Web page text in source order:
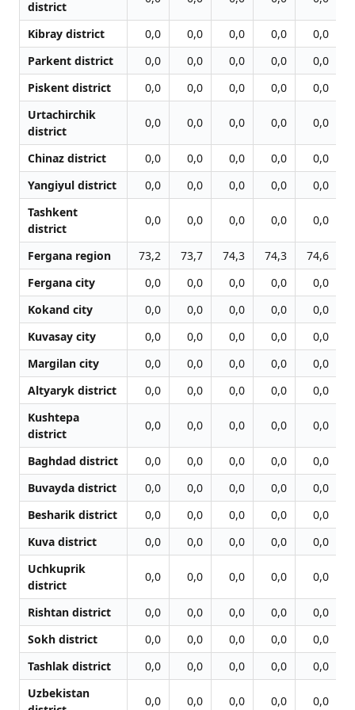
district
Kibray district 0,0 0,0 0,0 0,0
0,0
Parkent district
0,0 0,0 0,0 0,0
0,0
Piskent district
0,0 0,0 0,0 0,0
0,0
Urtachirchik
district
0,0 0,0 0,0 0,0 0,0
Chinaz district 0,0 0,0 0,0 0,0
0,0
Yangiyul district
0,0 0,0 0,0 0,0
0,0
Tashkent
district
0,0 0,0 0,0 0,0 0,0
Fergana region 73,2 73,7 74,3 74,3 74,6
Fergana city
0,0 0,0 0,0 0,0
0,0
Kokand city
0,0 0,0 0,0 0,0
0,0
Kuvasay city
0,0 0,0 0,0 0,0
0,0
Margilan city
0,0 0,0 0,0 0,0
0,0
Altyaryk district
0,0 0,0 0,0 0,0
0,0
Kushtepa
district
0,0 0,0 0,0 0,0 0,0
Baghdad district 0,0 0,0 0,0 0,0
0,0
Buvayda district
0,0 0,0 0,0 0,0
0,0
Besharik district
0,0 0,0 0,0 0,0
0,0
Kuva district
0,0 0,0 0,0 0,0
0,0
Uchkuprik
district
0,0 0,0 0,0 0,0 0,0
Rishtan district 0,0 0,0 0,0 0,0
0,0
Sokh district
0,0 0,0 0,0 0,0
0,0
Tashlak district
0,0 0,0 0,0 0,0
0,0
Uzbekistan
0,0 0,0 0,0 0,0 0,0